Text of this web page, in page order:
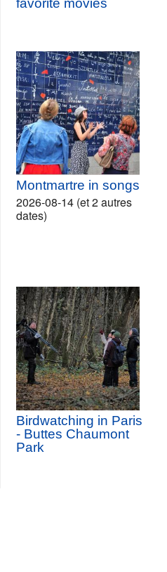
favorite movies
Montmartre in songs
2026-08-14 (et 2 autres
dates)
Birdwatching in Paris
- Buttes Chaumont
Park